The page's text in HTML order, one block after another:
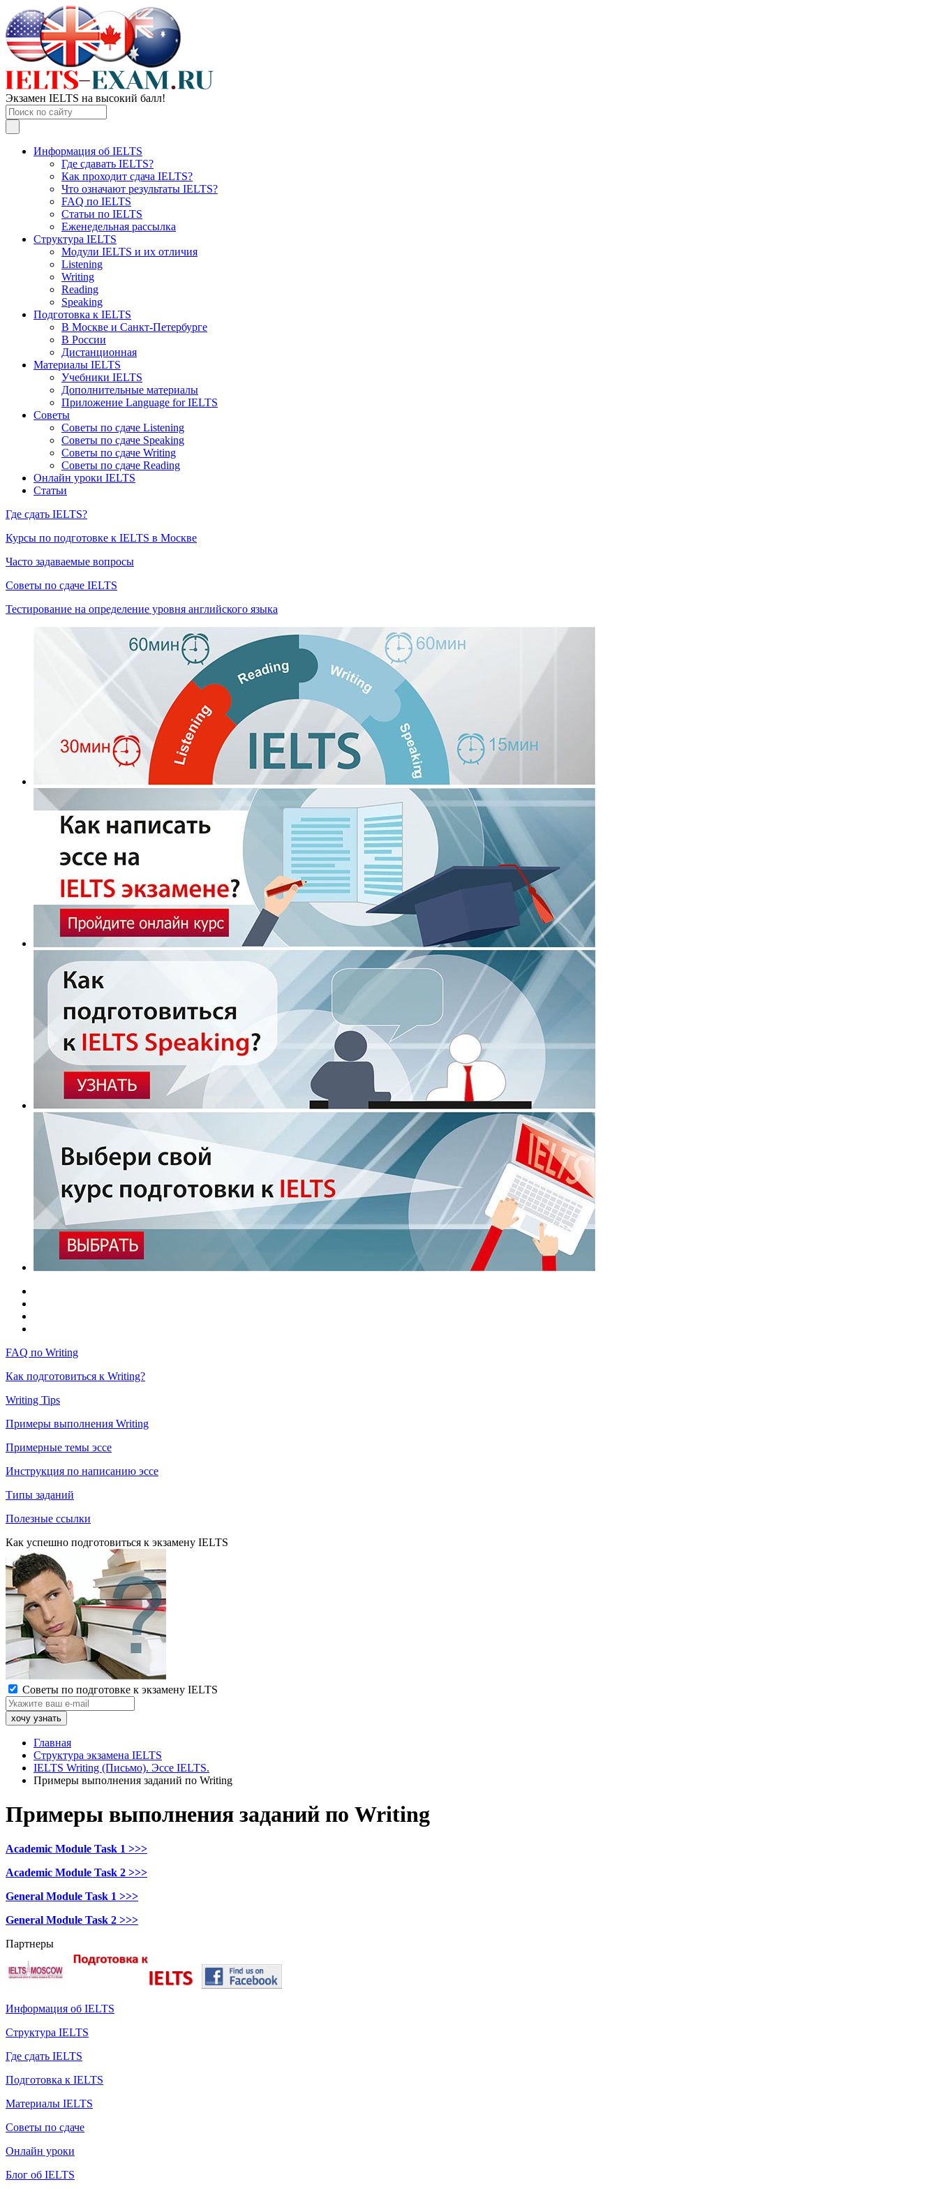
Экзамен IELTS на высокий балл!
Информация об IELTS
Где сдавать IELTS?
Как проходит сдача IELTS?
Что означают результаты IELTS?
FAQ по IELTS
Статьи по IELTS
Еженедельная рассылка
Структура IELTS
Модули IELTS и их отличия
Listening
Writing
Reading
Speaking
Подготовка к IELTS
В Москве и Санкт-Петербурге
В России
Дистанционная
Материалы IELTS
Учебники IELTS
Дополнительные материалы
Приложение Language for IELTS
Советы
Советы по сдаче Listening
Советы по сдаче Speaking
Советы по сдаче Writing
Советы по сдаче Reading
Онлайн уроки IELTS
Статьи
Где сдать IELTS?
Курсы по подготовке к IELTS в Москве
Часто задаваемые вопросы
Советы по сдаче IELTS
Тестирование на определение уровня английского языка
FAQ по Writing
Как подготовиться к Writing?
Writing Tips
Примеры выполнения Writing
Примерные темы эссе
Инструкция по написанию эссе
Типы заданий
Полезные ссылки
Как успешно подготовиться к экзамену IELTS
Советы по подготовке к экзамену IELTS
Главная
Структура экзамена IELTS
IELTS Writing (Письмо). Эссе IELTS.
Примеры выполнения заданий по Writing
Примеры выполнения заданий по Writing
Academic Module Task 1 >>>
Academic Module Task 2 >>>
General Module Task 1 >>>
General Module Task 2 >>>
Партнеры
Информация об IELTS
Структура IELTS
Где сдать IELTS
Подготовка к IELTS
Материалы IELTS
Советы по сдаче
Онлайн уроки
Блог об IELTS